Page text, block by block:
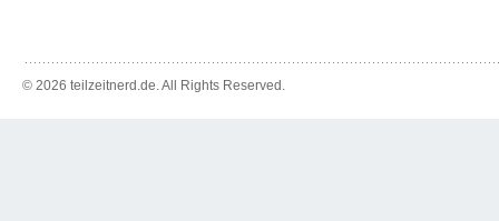
© 2026 teilzeitnerd.de. All Rights Reserved.